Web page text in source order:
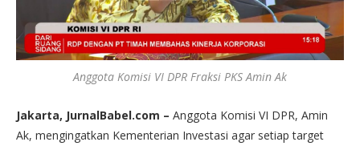
Anggota Komisi VI DPR Fraksi PKS Amin Ak
Jakarta, JurnalBabel.com – Anggota Komisi VI DPR, Amin
Ak, mengingatkan Kementerian Investasi agar setiap target